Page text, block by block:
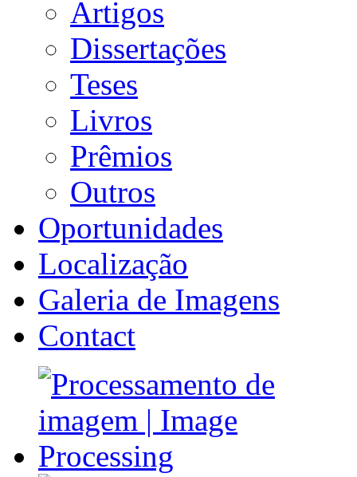
Artigos
Dissertações
Teses
Livros
Prêmios
Outros
Oportunidades
Localização
Galeria de Imagens
Contact